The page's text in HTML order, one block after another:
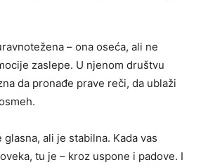
– ona oseća, ali ne
zaslepe. U njenom društvu
da pronađe prave reči, da ublaži
ali je stabilna. Kada vas
tu je – kroz uspone i padove. I